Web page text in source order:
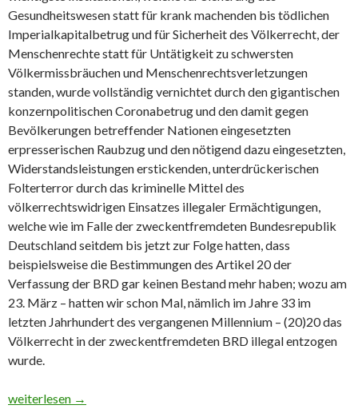
Gesundheitswesen statt für krank machenden bis tödlichen
Imperialkapitalbetrug und für Sicherheit des Völkerrecht, der
Menschenrechte statt für Untätigkeit zu schwersten
Völkermissbräuchen und Menschenrechtsverletzungen
standen, wurde vollständig vernichtet durch den gigantischen
konzernpolitischen Coronabetrug und den damit gegen
Bevölkerungen betreffender Nationen eingesetzten
erpresserischen Raubzug und den nötigend dazu eingesetzten,
Widerstandsleistungen erstickenden, unterdrückerischen
Folterterror durch das kriminelle Mittel des
völkerrechtswidrigen Einsatzes illegaler Ermächtigungen,
welche wie im Falle der zweckentfremdeten Bundesrepublik
Deutschland seitdem bis jetzt zur Folge hatten, dass
beispielsweise die Bestimmungen des Artikel 20 der
Verfassung der BRD gar keinen Bestand mehr haben; wozu am
23. März – hatten wir schon Mal, nämlich im Jahre 33 im
letzten Jahrhundert des vergangenen Millennium – (20)20 das
Völkerrecht in der zweckentfremdeten BRD illegal entzogen
wurde.
Vertrauen der Menschheit in globale Institutionen, in
weiterlesen →